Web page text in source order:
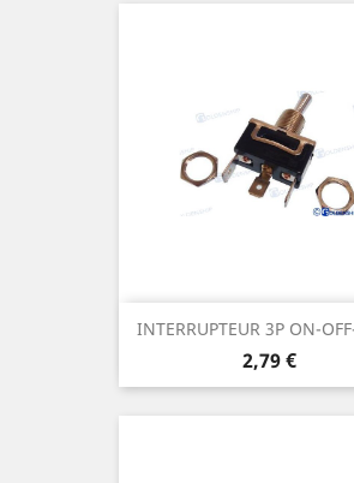
INTERRUPTEUR 3P ON-
Prix
2,79 €